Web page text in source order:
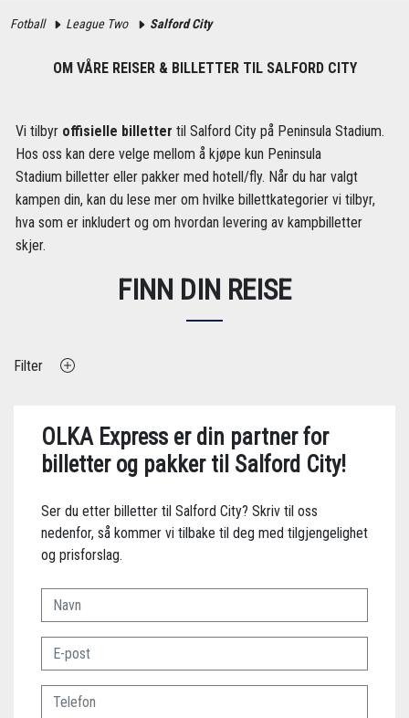
Fotball League Two Salford City
OM VÅRE REISER & BILLETTER TIL SALFORD CITY
Vi tilbyr offisielle billetter til Salford City på Peninsula Stadium.
Hos oss kan dere velge mellom å kjøpe kun Peninsula
Stadium billetter eller pakker med hotell/fly. Når du har valgt
kampen din, kan du lese mer om hvilke billettkategorier vi tilbyr,
hva som er inkludert og om hvordan levering av kampbilletter
skjer.